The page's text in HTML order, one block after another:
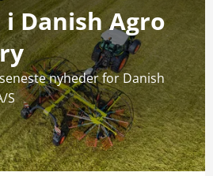
Danish Agro
nyheder for Danish
S